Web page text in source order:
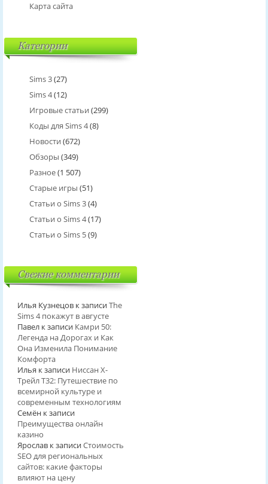
Карта сайта
Категории
Sims 3(27)
Sims 4(12)
Игровые статьи (299)
Коды для Sims 4(8)
Новости (672)
Обзоры (349)
Разное(1 507)
Старые игры (51)
Статьи о Sims 3(4)
Статьи о Sims 4(17)
Статьи о Sims 5(9)
Свежие комментарии
Илья Кузнецовк записиThe
Sims 4 покажут в августе
Павелк записи Камри 50:
Легенда на Дорогах и Как
Она Изменила Понимание
Комфорта
Илья к записи Ниссан Х-
Трейл T32: Путешествие по
всемирной культуре и
современным технологиям
Семёнк записи
Преимущества онлайн
казино
Ярославк записиСтоимость
SEO для региональных
сайтов: какие факторы
влияют на цену